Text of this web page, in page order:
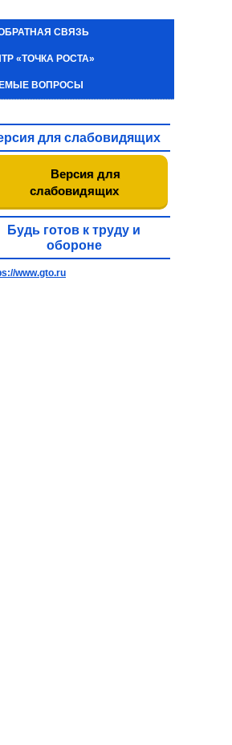
СВЯЗЬ
«ТОЧКА РОСТА»
ВОПРОСЫ
для слабовидящих
Версия для
слабовидящих
Будь готов к труду и
обороне
www.gto.ru